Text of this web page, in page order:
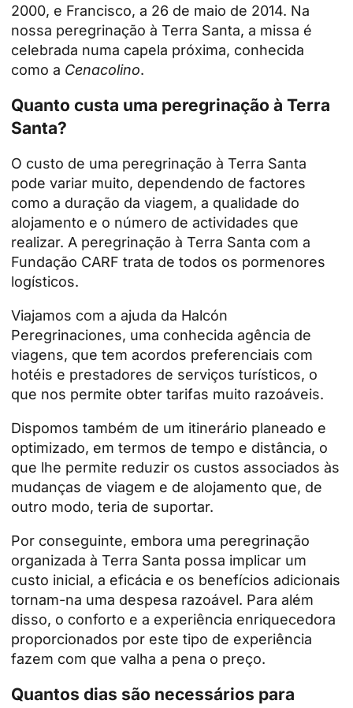
2000, e Francisco, a 26 de maio de 2014. Na
nossa peregrinação à Terra Santa, a missa é
celebrada numa capela próxima, conhecida
como a Cenacolino.
Quanto custa uma peregrinação à Terra
Santa?
O custo de uma peregrinação à Terra Santa
pode variar muito, dependendo de factores
como a duração da viagem, a qualidade do
alojamento e o número de actividades que
realizar. A peregrinação à Terra Santa com a
Fundação CARF trata de todos os pormenores
logísticos.
Viajamos com a ajuda da Halcón
Peregrinaciones, uma conhecida agência de
viagens, que tem acordos preferenciais com
hotéis e prestadores de serviços turísticos, o
que nos permite obter tarifas muito razoáveis.
Dispomos também de um itinerário planeado e
optimizado, em termos de tempo e distância, o
que lhe permite reduzir os custos associados às
mudanças de viagem e de alojamento que, de
outro modo, teria de suportar.
Por conseguinte, embora uma peregrinação
organizada à Terra Santa possa implicar um
custo inicial, a eficácia e os benefícios adicionais
tornam-na uma despesa razoável. Para além
disso, o conforto e a experiência enriquecedora
proporcionados por este tipo de experiência
fazem com que valha a pena o preço.
Quantos dias são necessários para